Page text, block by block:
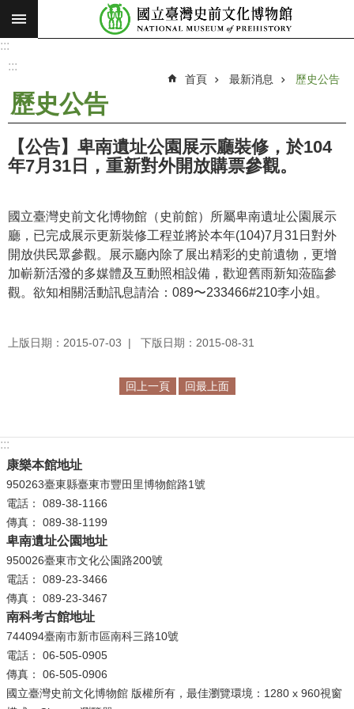
跳到主要內容區塊
搜
願
景
使
命
新
消
息
參
覽
索
認
識
我
們
便
民
服
務
性
別
平
:::
:::
首頁 最新消息 歷史公告
歷史公告
【公告】卑南遺址公園展示廳裝修，於104
年7月31日，重新對外開放購票參觀。
國立臺灣史前文化博物館（史前館）所屬卑南遺址公園展示
廳，已完成展示更新裝修工程並將於本年(104)7月31日對外
開放供民眾參觀。展示廳內除了展出精彩的史前遺物，更增
加嶄新活潑的多媒體及互動照相設備，歡迎舊雨新知蒞臨參
觀。欲知相關活動訊息請洽：089〜233466#210李小姐。
上版日期：2015-07-03 下版日期：2015-08-31
回上一頁 回最上面
:::
康樂本館地址
950263臺東縣臺東市豐田里博物館路1號
電話： 089-38-1166
傳真： 089-38-1199
卑南遺址公園地址
950026臺東市文化公園路200號
電話： 089-23-3466
傳真： 089-23-3467
南科考古館地址
744094臺南市新市區南科三路10號
電話： 06-505-0905
傳真： 06-505-0906
國立臺灣史前文化博物館 版權所有，最佳瀏覽環境：1280 x 960視窗